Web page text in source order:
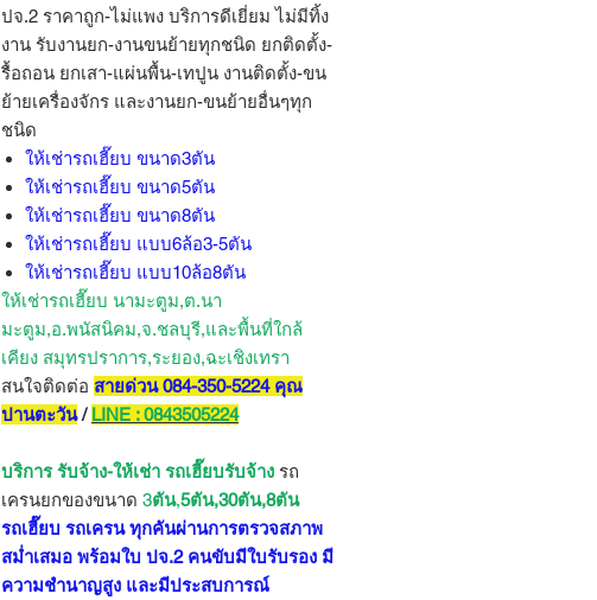
ปจ.2 ราคาถูก-ไม่แพง บริการดีเยี่ยม ไม่มีทิ้ง
งาน รับงานยก-งานขนย้ายทุกชนิด ยกติดตั้ง-
รื้อถอน ยกเสา-แผ่นพื้น-เทปูน งานติดตั้ง-ขน
ย้ายเครื่องจักร และงานยก-ขนย้ายอื่นๆทุก
ชนิด
ให้เช่ารถเฮี๊ยบ ขนาด3ตัน
ให้เช่ารถเฮี๊ยบ ขนาด5ตัน
ให้เช่ารถเฮี๊ยบ ขนาด8ตัน
ให้เช่ารถเฮี๊ยบ แบบ6ล้อ3-5ตัน
ให้เช่ารถเฮี๊ยบ แบบ10ล้อ8ตัน
ให้เช่ารถเฮี๊ยบ นามะตูม,ต.นา
มะตูม,อ.พนัสนิคม,จ.ชลบุรี,และพื้นที่ใกล้
เคียง สมุทรปราการ,ระยอง,ฉะเชิงเทรา
สนใจติดต่อ สายด่วน 084-350-5224 คุณ
ปานตะวัน/ LINE : 0843505224
บริการ รับจ้าง-ให้เช่า รถเฮี๊ยบรับจ้าง รถ
เครนยกของขนาด 3ตัน,5ตัน,30ตัน,8ตัน
รถเฮี๊ยบ รถเครน ทุกคันผ่านการตรวจสภาพ
สม่ำเสมอ พร้อมใบ ปจ.2 คนขับมีใบรับรอง มี
ความชำนาญสูง และมีประสบการณ์